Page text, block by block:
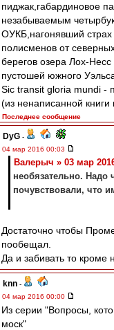
пиджак,габардиновое
незабываемым
ОУКБ,нагонявший страх
полисменов от
берегов озера Лох-
пустошей южного Уэльса
Sic transit gloria mundi -
(из ненаписанной
Последнее сообщение
DyG -
04 мар 2016 00:03
Валерыч » 03 мар
необязательно. Надо
почувствовали, что
Достаточно чтобы
пообещал.
Да и забивать то кроме
knn -
04 мар 2016 00:00
Из серии "Вопросы,
моск"